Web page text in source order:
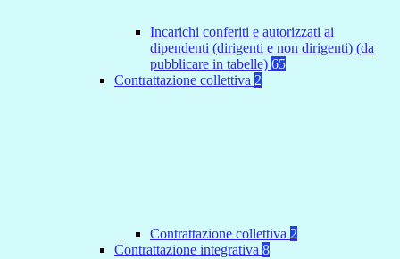
Incarichi conferiti e autorizzati ai
dipendenti (dirigenti e non dirigenti) (da
pubblicare in tabelle) 65
Contrattazione collettiva 2
Contrattazione collettiva 2
Contrattazione integrativa 8